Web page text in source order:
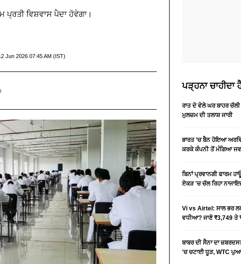
ਪ੍ਰਤੀ ਵਿਸ਼ਵਾਸ ਪੈਦਾ ਹੋਵੇਗਾ।
Jun 2026 07:45 AM (IST)
ਪੜ੍ਹਨਾ ਚਾਹੀਦਾ
ਰਾਤ ਦੇ ਵੇਲੇ ਘਰ ਬਾਹਰ
ਮੁਲਜ਼ਮ ਦੀ ਤਲਾਸ਼ ਜਾਰੀ
ਭਾਰਤ ’ਚ ਬੈਨ ਹੋਇਆ
ਕਰਕੇ ਕੰਪਨੀ ਤੋਂ ਮੰਗਿਆ
ਬਿਨਾਂ ਪ੍ਰਵਾਨਗੀ ਫਾਰਮ
ਏਕੜ 'ਚ ਚੱਲ ਰਿਹਾ
Vi vs Airtel: ਸਾਲ ਭਰ
ਵਧੀਆ? ਜਾਣੋ ₹3,749 ਤੇ
ਬਾਬਰ ਦੀ ਸੈਨਾ ਦਾ
'ਚ ਚਟਾਈ ਧੂੜ, WTC